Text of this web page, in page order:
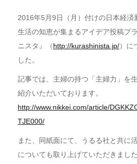
2016年5月9日（月）付けの日本経済
生活の知恵が集まるアイデア投稿プ
ニスタ』（http://kurashinista.jp/）に
した。
記事では、主婦の持つ「主婦力」を
紹介いただいております。
http://www.nikkei.com/article/
TJE000/
また、同紙面にて、うるる社と共に
についても取り上げていただきました